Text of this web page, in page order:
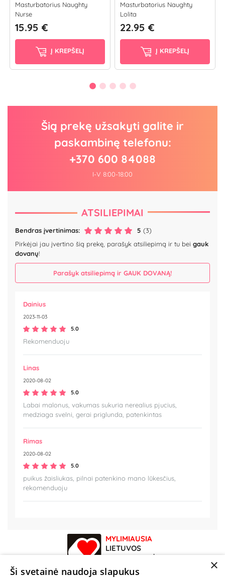
Masturbatorius Naughty
Nurse
15.95 €
Į KREPŠELĮ
Masturbatorius Naughty
Lolita
22.95 €
Į KREPŠELĮ
Šią prekę užsakyti galite ir
paskambinę telefonu:
+370 600 84088
I-V 8:00-18:00
ATSILIEPIMAI
Bendras įvertinimas: 5 (3)
Pirkėjai jau įvertino šią prekę, parašyk atsiliepimą ir tu bei gauk
dovanų!
Parašyk atsiliepimą ir GAUK DOVANĄ!
Dainius
2023-11-03
5.0
Rekomenduoju
Linas
2020-08-02
5.0
Labai malonus, vakumas sukuria nerealius pjucius,
medziaga svelni, gerai priglunda, patenkintas
Rimas
2020-08-02
5.0
puikus žaisliukas, pilnai patenkino mano lūkesčius,
rekomenduoju
MYLIMIAUSIA
LIETUVOS
ELEKTRONINĖ
PARDUOTUVĖ
×
Ši svetainė naudoja slapukus